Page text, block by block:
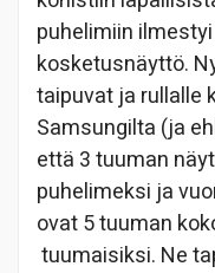
puhelimiin
kosketusnäyttö.
taipuvat ja rullalle
Samsungilta (ja
että 3 tuuman
puhelimeksi ja
ovat 5 tuuman
tuumaisiksi. Ne